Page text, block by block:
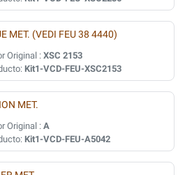
MET. (VEDI FEU 38 4440)
Original :XSC 2153
Kit1-VCD-FEU-XSC2153
MET.
Original :A
Kit1-VCD-FEU-A5042